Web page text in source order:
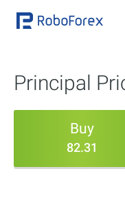
Principal
Buy
82.31